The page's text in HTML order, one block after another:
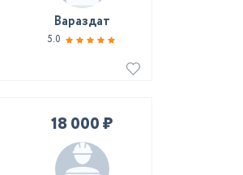
Вараздат
5.0
18 000 ₽